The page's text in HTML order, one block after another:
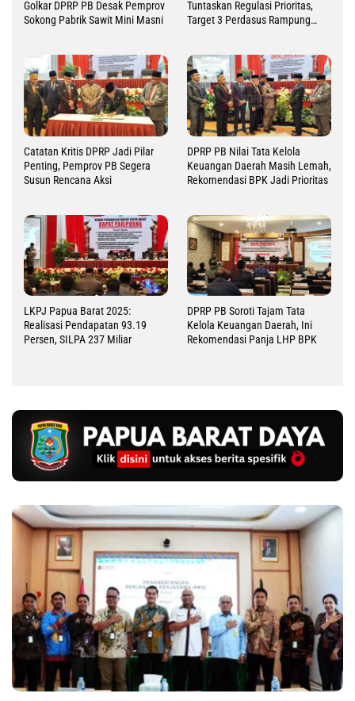
Golkar DPRP PB Desak Pemprov
Sokong Pabrik Sawit Mini Masni
Tuntaskan Regulasi Prioritas,
Target 3 Perdasus Rampung
Catatan Kritis DPRP Jadi Pilar
Penting, Pemprov PB Segera
Susun Rencana Aksi
DPRP PB Nilai Tata Kelola
Keuangan Daerah Masih Lemah,
Rekomendasi BPK Jadi Prioritas
LKPJ Papua Barat 2025:
Realisasi Pendapatan 93.19
Persen, SILPA 237 Miliar
DPRP PB Soroti Tajam Tata
Kelola Keuangan Daerah, Ini
Rekomendasi Panja LHP BPK